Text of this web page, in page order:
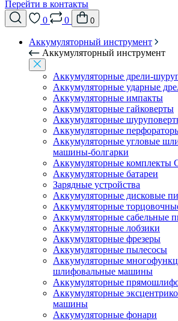
Перейти в контакты
0
0 0
Аккумуляторный инструмент
Аккумуляторный инструмент
Аккумуляторные дрели-
Аккумуляторные ударные
Аккумуляторные импакты
Аккумуляторные гайковерты
Аккумуляторные
Аккумуляторные
Аккумуляторные угловые
машины-болгарки
Аккумуляторные комплекты
Аккумуляторные батареи
Зарядные устройства
Аккумуляторные дисковые
Аккумуляторные
Аккумуляторные сабельные
Аккумуляторные лобзики
Аккумуляторные фрезеры
Аккумуляторные пылесосы
Аккумуляторные
шлифовальные машины
Аккумуляторные
Аккумуляторные
машины
Аккумуляторные фонари